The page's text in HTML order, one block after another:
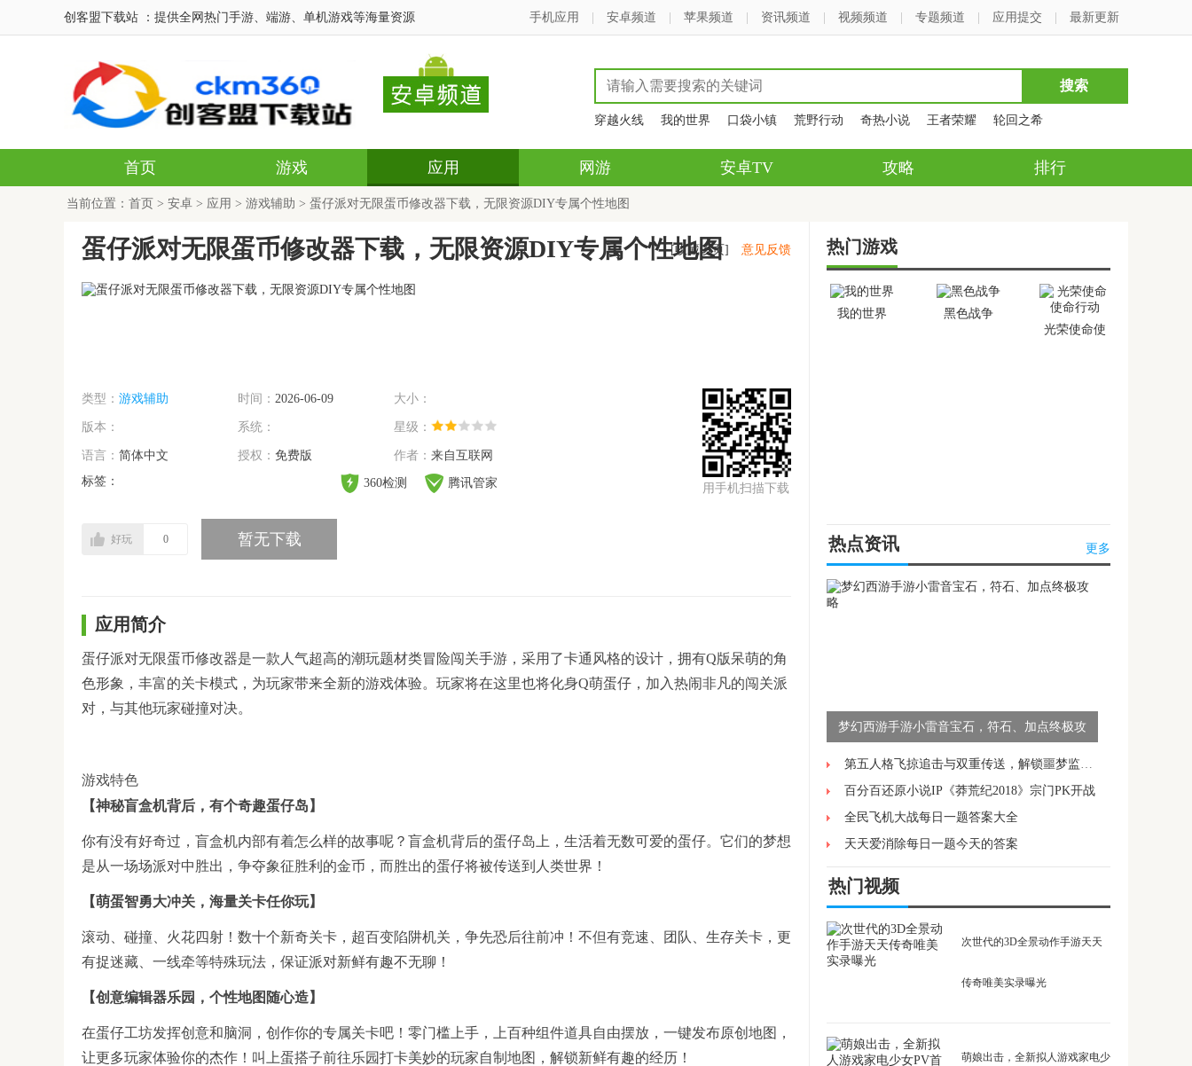
创客盟下载站 ：提供全网热门手游、端游、单机游戏等海量资源 手机应用 安卓频道 苹果频道 资讯频道 视频频道 专题频道 应用提交 最新更新
穿越火线 我的世界 口袋小镇 荒野行动 奇热小说 王者荣耀 轮回之希
首页 游戏 应用 网游 安卓TV 攻略 排行
当前位置： 首页 > 安卓 > 应用 > 游戏辅助 > 蛋仔派对无限蛋币修改器下载，无限资源DIY专属个性地图
蛋仔派对无限蛋币修改器下载，无限资源DIY专属个性地图
[收藏该页] 意见反馈
类型： 游戏辅助 时间： 2026-06-09 大小：
版本： 系统： 星级：
语言： 简体中文 授权： 免费版 作者： 来自互联网
标签：
360检测 腾讯管家 用手机扫描下载
好玩 0 暂无下载
应用简介
蛋仔派对无限蛋币修改器是一款人气超高的潮玩题材类冒险闯关手游，采用了卡通风格的设计，拥有Q版呆萌的角
色形象，丰富的关卡模式，为玩家带来全新的游戏体验。玩家将在这里也将化身Q萌蛋仔，加入热闹非凡的闯关派
对，与其他玩家碰撞对决。
游戏特色
【神秘盲盒机背后，有个奇趣蛋仔岛】
你有没有好奇过，盲盒机内部有着怎么样的故事呢？盲盒机背后的蛋仔岛上，生活着无数可爱的蛋仔。它们的梦想
是从一场场派对中胜出，争夺象征胜利的金币，而胜出的蛋仔将被传送到人类世界！
【萌蛋智勇大冲关，海量关卡任你玩】
滚动、碰撞、火花四射！数十个新奇关卡，超百变陷阱机关，争先恐后往前冲！不但有竞速、团队、生存关卡，更
有捉迷藏、一线牵等特殊玩法，保证派对新鲜有趣不无聊！
【创意编辑器乐园，个性地图随心造】
在蛋仔工坊发挥创意和脑洞，创作你的专属关卡吧！零门槛上手，上百种组件道具自由摆放，一键发布原创地图，
让更多玩家体验你的杰作！叫上蛋搭子前往乐园打卡美妙的玩家自制地图，解锁新鲜有趣的经历！
热门游戏
我的世界
黑色战争
光荣使命使
热点资讯 更多
梦幻西游手游小雷音宝石，符石、加点终极攻
略
第五人格飞掠追击与双重传送，解锁噩梦监管者的高阶操作技巧
百分百还原小说IP《莽荒纪2018》宗门PK开战
全民飞机大战每日一题答案大全
天天爱消除每日一题今天的答案
热门视频
次世代的3D全景动作手游天天
传奇唯美实录曝光
萌娘出击，全新拟人游戏家电少